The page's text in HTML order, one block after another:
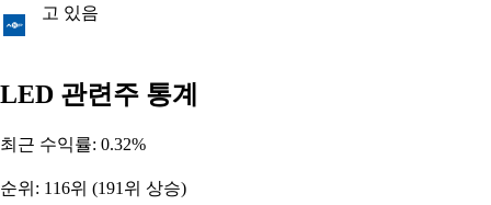
고 있음
LED 관련주 통계
최근 수익률: 0.32%
순위: 116위 (191위 상승)